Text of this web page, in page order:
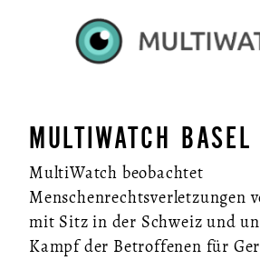
MULTIWATCH BASEL
MultiWatch beobachtet
Menschenrechtsverletzungen
mit Sitz in der Schweiz und
Kampf der Betroffenen für